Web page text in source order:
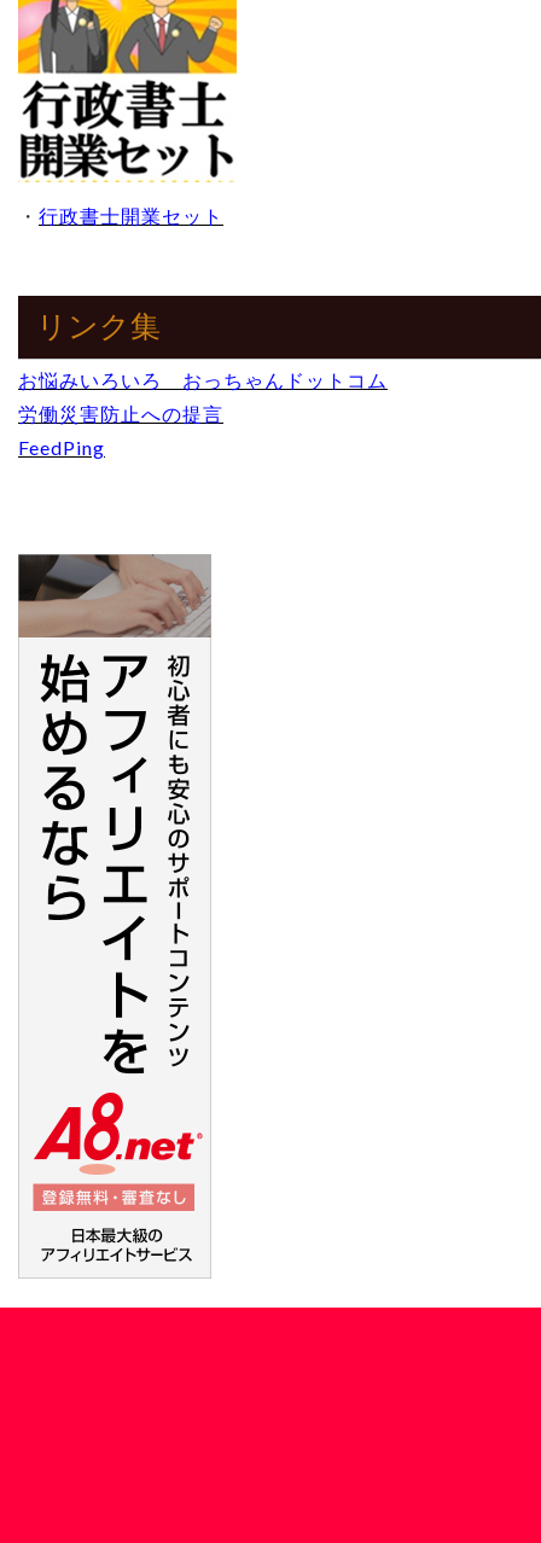
・ 行政書士開業セット
リンク集
お悩みいろいろ おっちゃんドットコム
労働災害防止への提言
FeedPing